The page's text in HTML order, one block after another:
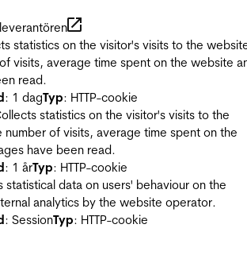
statistics on the visitor's visits to the
visits, average time spent on the website
read.
: 1 dagTyp: HTTP-cookie
statistics on the visitor's visits to the
number of visits, average time spent on the
have been read.
: 1 årTyp: HTTP-cookie
statistical data on users' behaviour on the
analytics by the website operator.
: SessionTyp: HTTP-cookie